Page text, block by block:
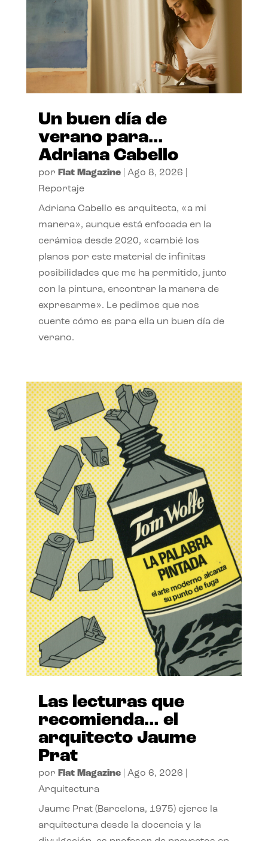
Un buen día de
verano para…
Adriana Cabello
por Flat Magazine| Ago 8, 2026
Reportaje
Adriana Cabello es arquitecta, «a mi
manera», aunque está enfocada en la
cerámica desde 2020, «cambié los
planos por este material de infinitas
posibilidades que me ha permitido, junto
con la pintura, encontrar la manera de
expresarme». Le pedimos que nos
cuente cómo es para ella un buen día de
verano.
Las lecturas que
recomienda… el
arquitecto Jaume
Prat
por Flat Magazine| Ago 6, 2026
Arquitectura
Jaume Prat (Barcelona, 1975) ejerce la
arquitectura desde la docencia y la